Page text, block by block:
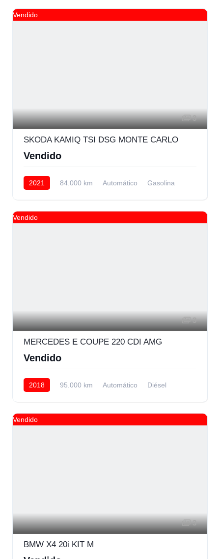
Vendido
3
SKODA KAMIQ TSI DSG MONTE CARLO
Vendido
2021 84.000 km Automático
Gasolina
Vendido
3
MERCEDES E COUPE 220 CDI AMG
Vendido
2018 95.000 km Automático
Diésel
Vendido
3
BMW X4 20i KIT M